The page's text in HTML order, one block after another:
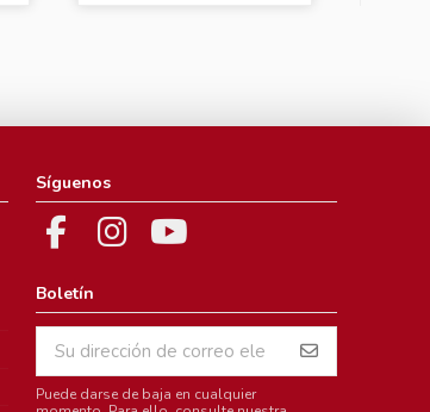
Síguenos
Boletín
Puede darse de baja en cualquier